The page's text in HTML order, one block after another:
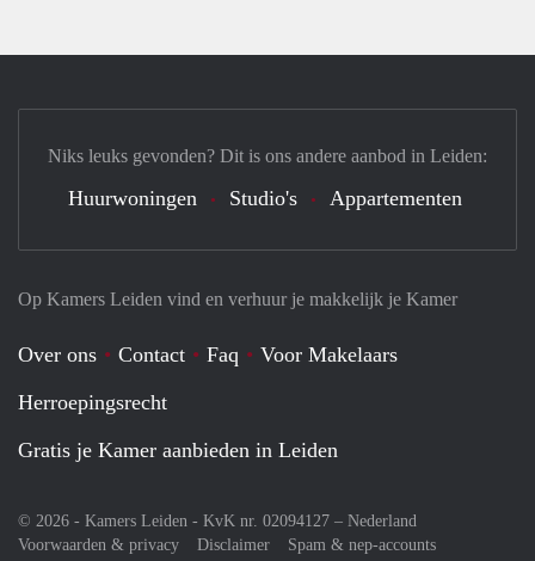
Op Kamers Leiden vind en verhuur je makkelijk je Kamer
Over ons Contact Faq
Voor Makelaars
Herroepingsrecht
Gratis je Kamer aanbieden in Leiden
© 2026 - Kamers Leiden - KvK nr. 02094127 – Nederland
Voorwaarden & privacy
Disclaimer
Spam & nep-accounts
Niks leuks gevonden? Dit is ons andere aanbod in Leiden:
Huurwoningen Studio's Appartementen